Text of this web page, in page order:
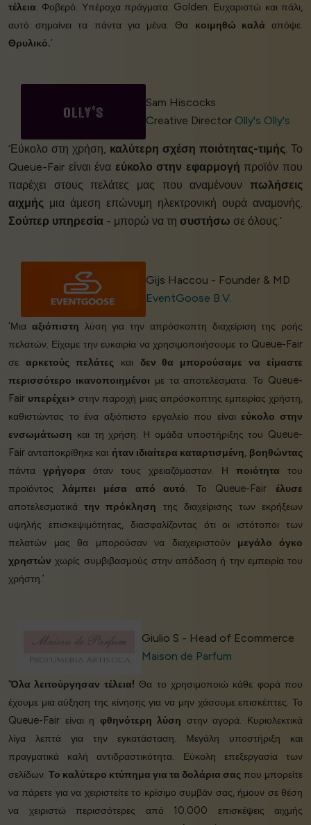
τέλεια. Φοβερό. Υπέροχα πράγματα. Golden. Ευχαριστώ και πάλι,
αυτό σημαίνει τα πάντα για μένα. Θα κοιμηθώ καλά απόψε.
Θρυλικό.’
Sam Hiscocks
Creative Director Olly's Olly's
‘Εύκολο στη χρήση, καλύτερη σχέση ποιότητας-τιμής. Το
Queue-Fair είναι ένα εύκολο στην εφαρμογή προϊόν που
παρέχει στους πελάτες μας που αναμένουν πωλήσεις
αιχμής μια άμεση επώνυμη ηλεκτρονική ουρά αναμονής.
Σούπερ υπηρεσία - μπορώ να τη συστήσω σε όλους.’
Gijs Haccou - Founder & MD
EventGoose B.V.
‘Μια αξιόπιστη λύση για την απρόσκοπτη διαχείριση της ροής
πελατών. Είχαμε την ευκαιρία να χρησιμοποιήσουμε το Queue-Fair
σε αρκετούς πελάτες και δεν θα μπορούσαμε να είμαστε
περισσότερο ικανοποιημένοι με τα αποτελέσματα. Το Queue-
Fair υπερέχει> στην παροχή μιας απρόσκοπτης εμπειρίας χρήστη,
καθιστώντας το ένα αξιόπιστο εργαλείο που είναιεύκολο στην
ενσωμάτωση και τη χρήση. Η ομάδα υποστήριξης του Queue-
Fair ανταποκρίθηκε και ήταν ιδιαίτερα καταρτισμένη, βοηθώντας
πάντα γρήγορα όταν τους χρειαζόμασταν. Η ποιότητα του
προϊόντος λάμπει μέσα από αυτό. Το Queue-Fairέλυσε
αποτελεσματικάτην πρόκληση της διαχείρισης των εκρήξεων
υψηλής επισκεψιμότητας, διασφαλίζοντας ότι οι ιστότοποι των
πελατών μας θα μπορούσαν να διαχειριστούν μεγάλο όγκο
χρηστών χωρίς συμβιβασμούς στην απόδοση ή την εμπειρία του
χρήστη.’
Giulio S - Head of Ecommerce
Maison de Parfum
‘Όλα λειτούργησαν τέλεια! Θα το χρησιμοποιώ κάθε φορά που
έχουμε μια αύξηση της κίνησης για να μην χάσουμε επισκέπτες. Το
Queue-Fair είναι ηφθηνότερη λύση στην αγορά. Κυριολεκτικά
λίγα λεπτά για την εγκατάσταση. Μεγάλη υποστήριξη και
πραγματικά καλή αντιδραστικότητα. Εύκολη επεξεργασία των
σελίδων. Το καλύτερο κτύπημα για τα δολάρια σας που μπορείτε
να πάρετε για να χειριστείτε το κρίσιμο συμβάν σας, ήμουν σε θέση
να χειριστώ περισσότερες από 10.000 επισκέψεις αιχμής